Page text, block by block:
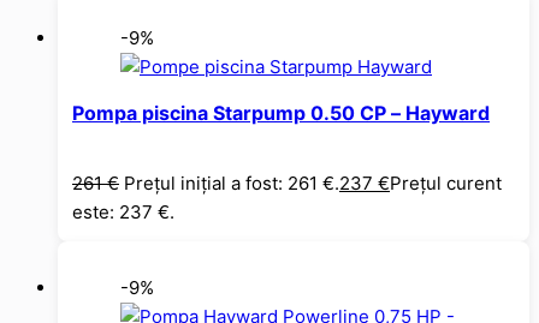
-9%
Pompa piscina Starpump 0.50 CP – Hayward
261€ Prețul inițial a fost: 261 €.237 €Prețul curent
este: 237 €.
-9%